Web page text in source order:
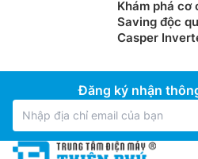
chọn mua Điều Hòa Carrier
phòng:
Điều hòa 9.000 BTU
ngựa) : Phù hợp với phòng
Khám phá cơ
Saving độc
Casper
Đăng ký nhận